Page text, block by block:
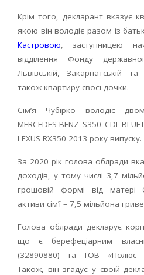
Крім того, декларант вказує
якою він володіє разом із
Кастровою, заступницею
відділення Фонду
Львівській, Закарпатській
також квартиру своєї дочки.
Сім’я Чубірко володіє
MERCEDES-BENZ S350 CDI
LEXUS RX350 2013 року випуску.
За 2020 рік голова облради
доходів, у тому числі 3,7
грошовій формі від матері
активи сім’ї – 7,5 мільйона
Голова облради декларує
що є берефеціарним
(32890880) та ТОВ «Полюс
Також, він згадує у своїй